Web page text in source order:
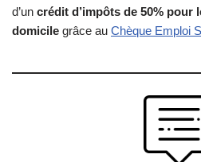
d’un crédit d’impôts de 50% pour
domicile grâce au Chèque Emploi